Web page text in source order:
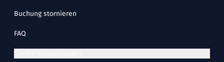
Buchung stornieren
FAQ